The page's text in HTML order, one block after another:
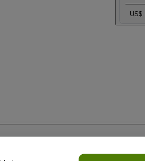
US$
y de laPolítica de